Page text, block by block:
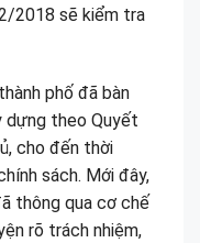
2018 sẽ kiểm tra
phố đã bàn
dựng theo Quyết
cho đến thời
sách. Mới đây,
thông qua cơ chế
rõ trách nhiệm,